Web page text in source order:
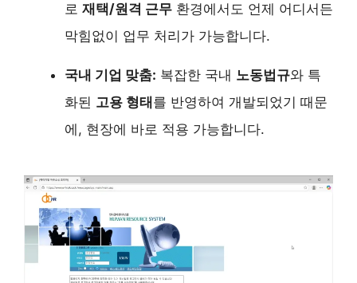
로 재택/원격 근무 환경에서도 언제 어디서든
막힘없이 업무 처리가 가능합니다.
국내 기업 맞춤: 복잡한 국내 노동법규와 특
화된 고용 형태 를 반영하여 개발되었기 때문
에, 현장에 바로 적용 가능합니다.